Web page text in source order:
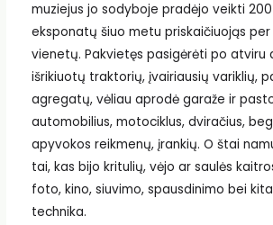
muziejus jo sodyboje pradėjo veikti
eksponatų šiuo metu priskaičiuojąs
vienetų. Pakvietęs pasigėrėti po atviru
išrikiuotų traktorių, įvairiausių variklių,
agregatų, vėliau aprodė garaže ir
automobilius, motociklus, dviračius,
apyvokos reikmenų, įrankių. O štai
tai, kas bijo kritulių, vėjo ar saulės
foto, kino, siuvimo, spausdinimo bei
technika.